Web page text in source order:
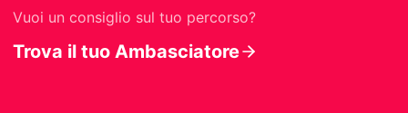
Vuoi un consiglio sul tuo percorso?
Trova il tuo Ambasciatore